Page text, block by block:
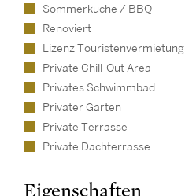
Sommerküche / BBQ
Renoviert
Lizenz Touristenvermietung
Private Chill-Out Area
Privates Schwimmbad
Privater Garten
Private Terrasse
Private Dachterrasse
Eigenschaften